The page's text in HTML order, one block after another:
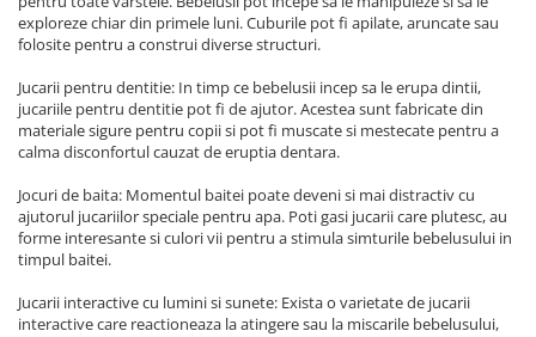
exploreze chiar din primele luni. Cuburile pot fi apilate, aruncate sau
folosite pentru a construi diverse structuri.
Jucarii pentru dentitie: In timp ce bebelusii incep sa le erupa dintii,
jucariile pentru dentitie pot fi de ajutor. Acestea sunt fabricate din
materiale sigure pentru copii si pot fi muscate si mestecate pentru a
calma disconfortul cauzat de eruptia dentara.
Jocuri de baita: Momentul baitei poate deveni si mai distractiv cu
ajutorul jucariilor speciale pentru apa. Poti gasi jucarii care plutesc, au
forme interesante si culori vii pentru a stimula simturile bebelusului in
timpul baitei.
Jucarii interactive cu lumini si sunete: Exista o varietate de jucarii
interactive care reactioneaza la atingere sau la miscarile bebelusului,